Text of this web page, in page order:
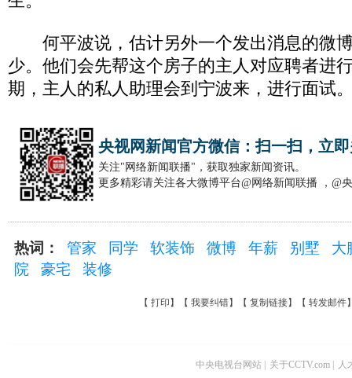
何平波说，估计另外一个发出消息的微
少。他们会先帮这个房子的主人对应聘者进
期，主人的私人助理会到宁波来，进行面试
央视网新闻官方微信：扫一扫，立
关注"网络新闻联播"，获取独家新闻资讯。
更多精彩请关注各大微博平台@网络新闻联播 ，@
热词： 管家 同学 软装饰 微博 年薪 别墅
大
院
豪宅 装修
【 打印 】【 我要纠错】【 复制链接】【 转发邮件
中央电视台网站 关于CCTV.com 人